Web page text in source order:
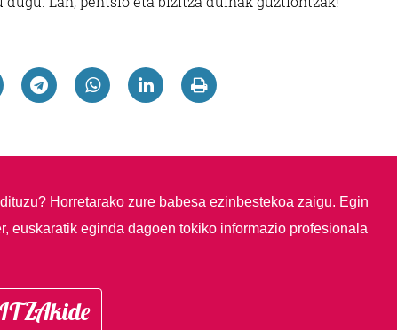
Horretarako zure babesa ezinbestekoa zaigu. Egin
euskaratik eginda dagoen tokiko informazio profesionala